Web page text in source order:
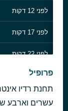
לפני 12 דקות
לפני 17 דקות
לפני 22 דקות
לפני 27 דקות
פרופיל
תחנת רדיו
עשרים וארבע